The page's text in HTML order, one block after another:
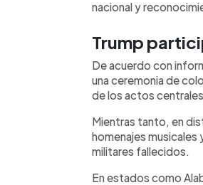
nacional y
Trump
De acuerdo con
una ceremonia de
de los actos
Mientras tanto, en
homenajes
militares fallecidos.
En estados como